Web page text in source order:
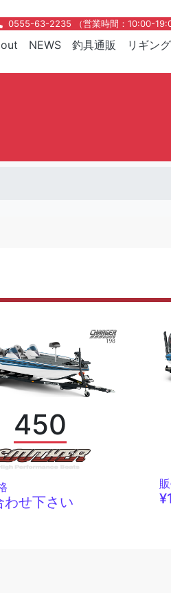
0555-63-2235 （営業時間：10:00-
NEWS 釣具通販 リギン
450
わせ下さい